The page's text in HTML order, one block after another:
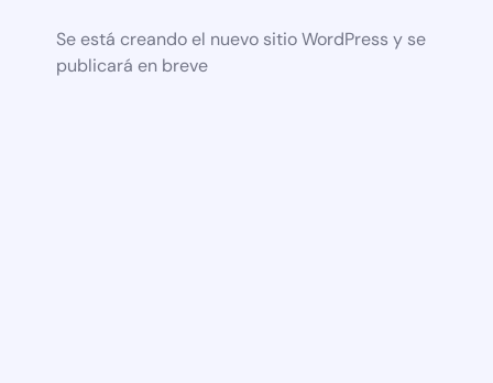
Se está creando el nuevo sitio WordPress y se
publicará en breve